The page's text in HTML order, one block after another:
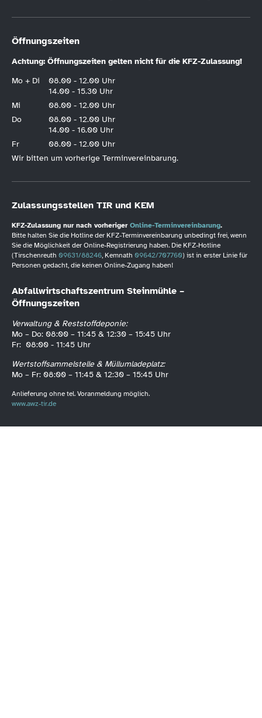
Öffnungszeiten
Achtung: Öffnungszeiten gelten nicht für die KFZ-Zulassung!
Mo + Di
08.00 - 12.00 Uhr
14.00 - 15.30 Uhr
Mi
08.00 - 12.00 Uhr
Do
08.00 - 12.00 Uhr
14.00 - 16.00 Uhr
Fr
08.00 - 12.00 Uhr
Wir bitten um vorherige Terminvereinbarung.
Zulassungsstellen TIR und KEM
KFZ-Zulassung nur nach vorheriger Online-Terminvereinbarung.
Bitte halten Sie die Hotline der KFZ-Terminvereinbarung unbedingt frei, wenn
Sie die Möglichkeit der Online-Registrierung haben. Die KFZ-Hotline
(Tirschenreuth 09631/88246, Kemnath 09642/707760) ist in erster Linie für
Personen gedacht, die keinen Online-Zugang haben!
Abfallwirtschaftszentrum Steinmühle –
Öffnungszeiten
Verwaltung & Reststoffdeponie:
Mo – Do: 08:00 – 11:45 & 12:30 – 15:45 Uhr
Fr: 08:00 - 11:45 Uhr
Wertstoffsammelstelle & Müllumladeplatz:
Mo – Fr: 08:00 – 11:45 & 12:30 – 15:45 Uhr
Anlieferung ohne tel. Voranmeldung möglich.
www.awz-tir.de